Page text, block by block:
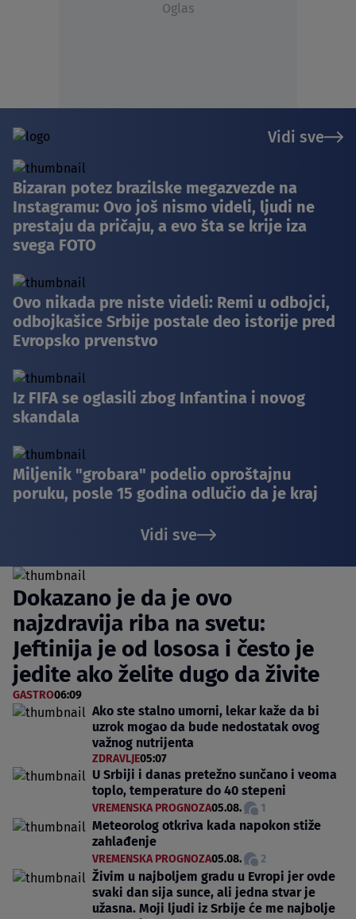
Oglas
Vidi sve
Bizaran potez brazilske megazvezde na
Instagramu: Ovo još nismo videli, ljudi ne
prestaju da pričaju, a evo šta se krije iza
svega FOTO
Ovo nikada pre niste videli: Remi u odbojci,
odbojkašice Srbije postale deo istorije pred
Evropsko prvenstvo
Iz FIFA se oglasili zbog Infantina i novog
skandala
Miljenik "grobara" podelio oproštajnu
poruku, posle 15 godina odlučio da je kraj
Vidi sve
Dokazano je da je ovo
najzdravija riba na svetu:
Jeftinija je od lososa i često je
jedite ako želite dugo da živite
GASTRO06:09
Ako ste stalno umorni, lekar kaže da bi
uzrok mogao da bude nedostatak ovog
važnog nutrijenta
ZDRAVLJE05:07
U Srbiji i danas pretežno sunčano i veoma
toplo, temperature do 40 stepeni
VREMENSKA PROGNOZA05.08. 1
Meteorolog otkriva kada napokon stiže
zahlađenje
VREMENSKA PROGNOZA05.08. 2
Živim u najboljem gradu u Evropi jer ovde
svaki dan sija sunce, ali jedna stvar je
užasna. Moji ljudi iz Srbije će me najbolje